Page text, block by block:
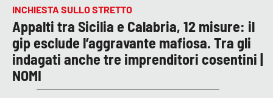
INCHIESTA SULLO STRETTO
Appalti tra Sicilia e Calabria, 12 misure: il
gip esclude l’aggravante mafiosa. Tra gli
indagati anche tre imprenditori cosentini |
NOMI